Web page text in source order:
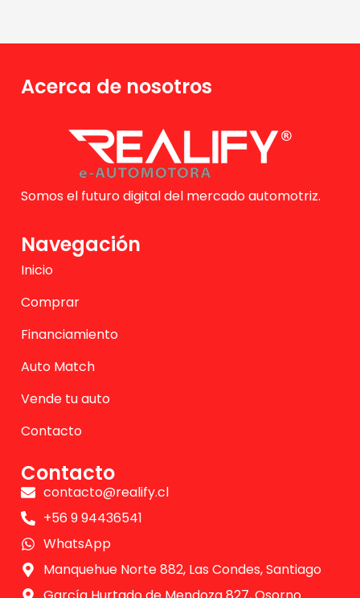
Acerca de nosotros
Somos el futuro digital del mercado automotriz.
Navegación
Inicio
Comprar
Financiamiento
Auto Match
Vende tu auto
Contacto
Contacto
contacto@realify.cl
+56 9 94436541
WhatsApp
Manquehue Norte 882, Las Condes, Santiago